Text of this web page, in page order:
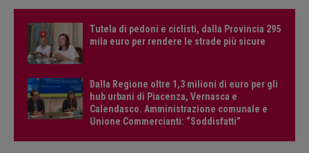
Tutela di pedoni e ciclisti, dalla Provincia 295
mila euro per rendere le strade più sicure
Dalla Regione oltre 1,3 milioni di euro per gli
hub urbani di Piacenza, Vernasca e
Calendasco. Amministrazione comunale e
Unione Commercianti: “Soddisfatti”